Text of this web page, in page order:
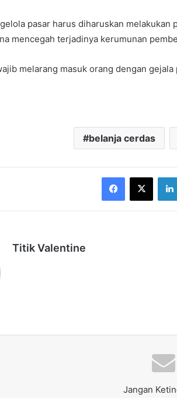
pasar harus diharuskan
mencegah terjadinya kerumunan
melarang masuk orang dengan
belanja cerdas
Facebook
X
Titik Valentine
Jangan